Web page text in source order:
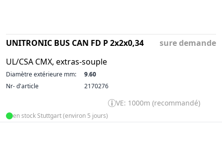
UNITRONIC BUS CAN FD P 2x2x0,34
UL/CSA CMX, extras-souple
sure demande
Diamètre extérieure mm:
9.60
Nr- d'article
2170276
VE: 1000m (recommandé)
en stock Stuttgart (environ 5 jours)